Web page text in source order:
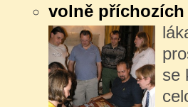
volně
se